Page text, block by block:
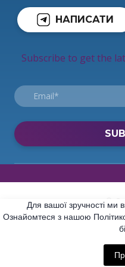
НАПИСАТИ
Subscribe to get the
©
All
Для вашої зручності ми
Ознайомтеся з нашою
Made with